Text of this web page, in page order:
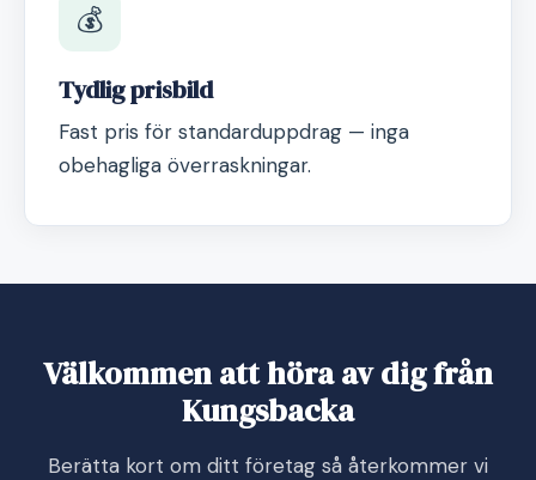
💰
Tydlig prisbild
Fast pris för standarduppdrag — inga
obehagliga överraskningar.
Välkommen att höra av dig från
Kungsbacka
Berätta kort om ditt företag så återkommer vi